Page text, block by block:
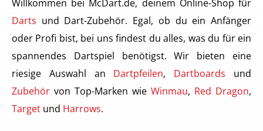
Willkommen bei McDart.de, deinem Online-Shop für
Darts und Dart-Zubehör. Egal, ob du ein Anfänger
oder Profi bist, bei uns findest du alles, was du für ein
spannendes Dartspiel benötigst. Wir bieten eine
riesige Auswahl an Dartpfeilen, Dartboards und
Zubehör von Top-Marken wie Winmau, Red Dragon,
Target und Harrows.